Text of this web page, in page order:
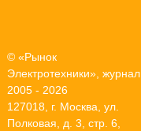
© «Рынок
Электротехники», журнал
2005 - 2026
127018, г. Москва, ул.
Полковая, д. 3, стр. 6,